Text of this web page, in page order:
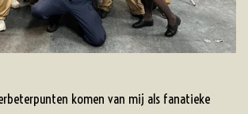
komen van mij als fanatieke